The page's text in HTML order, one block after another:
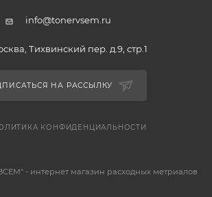
info@tonervsem.ru
Тихвинский пер. д.9, стр.1
НА РАССЫЛКУ
КОНФИДЕНЦИАЛЬНОСТИ
- интернет магазин расходных метриалов